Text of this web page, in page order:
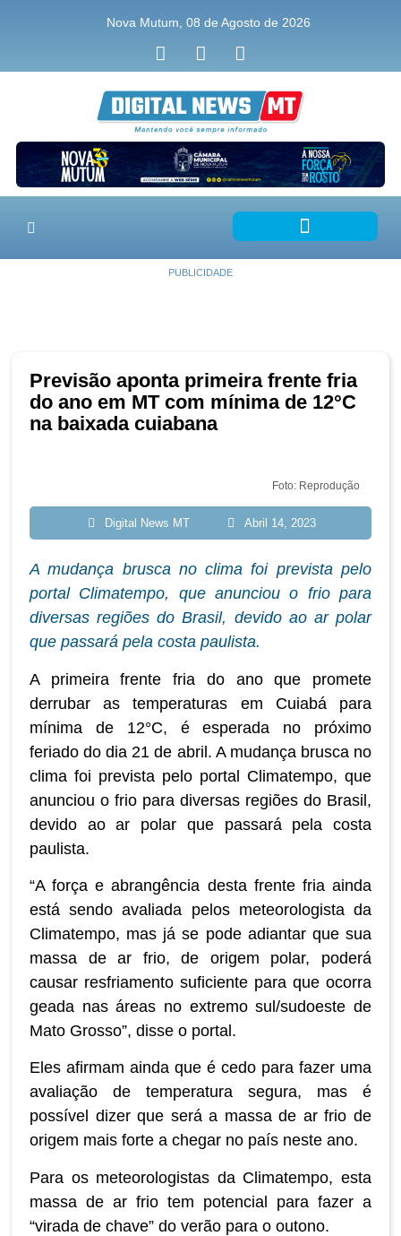
Nova Mutum, 08 de Agosto de 2026
PUBLICIDADE
Previsão aponta primeira frente fria
do ano em MT com mínima de 12°C
na baixada cuiabana
Foto: Reprodução
Digital News MT Abril 14, 2023
A mudança brusca no clima foi prevista pelo
portal Climatempo, que anunciou o frio para
diversas regiões do Brasil, devido ao ar polar
que passará pela costa paulista.
A primeira frente fria do ano que promete
derrubar as temperaturas em Cuiabá para
mínima de 12°C, é esperada no próximo
feriado do dia 21 de abril. A mudança brusca no
clima foi prevista pelo portal Climatempo, que
anunciou o frio para diversas regiões do Brasil,
devido ao ar polar que passará pela costa
paulista.
“A força e abrangência desta frente fria ainda
está sendo avaliada pelos meteorologista da
Climatempo, mas já se pode adiantar que sua
massa de ar frio, de origem polar, poderá
causar resfriamento suficiente para que ocorra
geada nas áreas no extremo sul/sudoeste de
Mato Grosso”, disse o portal.
Eles afirmam ainda que é cedo para fazer uma
avaliação de temperatura segura, mas é
possível dizer que será a massa de ar frio de
origem mais forte a chegar no país neste ano.
Para os meteorologistas da Climatempo, esta
massa de ar frio tem potencial para fazer a
“virada de chave” do verão para o outono.